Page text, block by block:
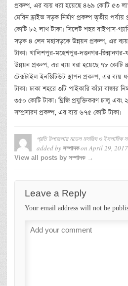
প্রকল্প, এর ব্যয় ধরা হয়েছে ৪৬৯ কোটি ৫৩
মেরিন ড্রাইভ সড়ক নির্মাণ প্রকল্প তৃতীয়
কোটি ৮২ লাখ টাকা। সিলেট শহর বাইপাস-
সড়ক ৪ লেন মহাসড়কে উন্নয়ন প্রকল্প, এর
টাকা। খালিশপুর-মহেশপুর-দত্তনগর-
উন্নয়ন প্রকল্প, এর ব্যয় ধরা হয়েছে ৭৮ কোটি
টেক্সটাইল ইনস্টিটিউট স্থাপন প্রকল্প, এর
টাকা। ঢাকা শহরে ৩টি পাইকারি কাঁচা বাজার
৩৫০ কোটি টাকা। থ্রিজি প্রযুক্তিকরণ চালু
সম্প্রসারণ প্রকল্প, এর ব্যয় ৬৭৫ কোটি টাকা।
প্রতি উপজেলায় মডেল মসজিদ ও ইসলামিক
added by সম্পাদকonApril 29, 2017
View all posts by সম্পাদক →
Leave a Reply
Your email address will not be